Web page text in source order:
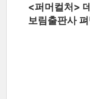
<퍼머컬처>
보림출판사 펴